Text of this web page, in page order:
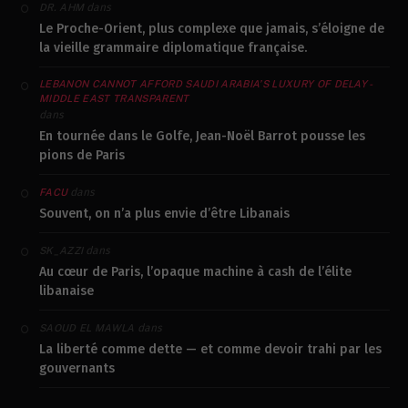
DR. AHM dans
Le Proche-Orient, plus complexe que jamais, s’éloigne de
la vieille grammaire diplomatique française.
LEBANON CANNOT AFFORD SAUDI ARABIA’S LUXURY OF DELAY -
MIDDLE EAST TRANSPARENT
dans
En tournée dans le Golfe, Jean-Noël Barrot pousse les
pions de Paris
FACUdans
Souvent, on n’a plus envie d’être Libanais
SK_AZZIdans
Au cœur de Paris, l’opaque machine à cash de l’élite
libanaise
SAOUD EL MAWLA dans
La liberté comme dette — et comme devoir trahi par les
gouvernants